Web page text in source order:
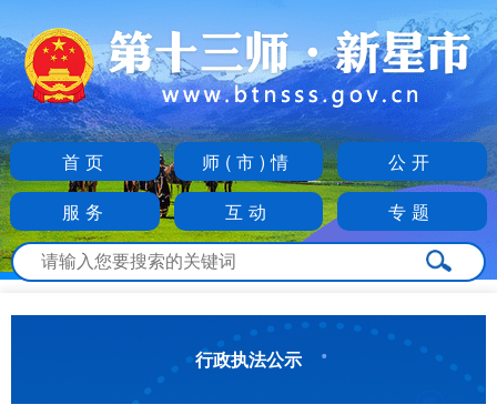
首页 师(市)情
公开
服务
互动 专题
行政执法公示